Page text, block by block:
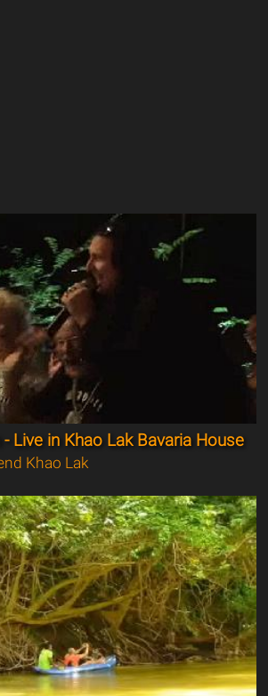
Live in Khao Lak Bavaria House
Khao Lak